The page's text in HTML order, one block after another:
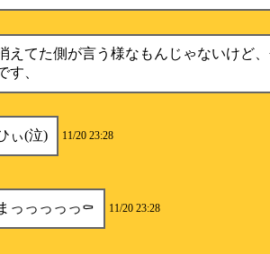
えてた側が言う様なもんじゃないけど
す、
ぃ(泣) 11/20 23:28
っっっっっ⚰️ 11/20 23:28